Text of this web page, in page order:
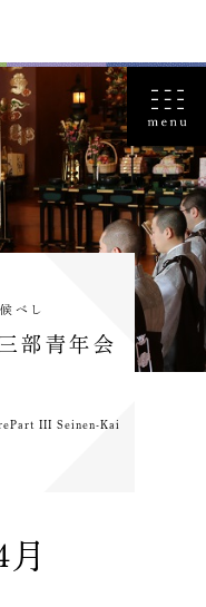
べし
部青年会
III Seinen-Kai
月